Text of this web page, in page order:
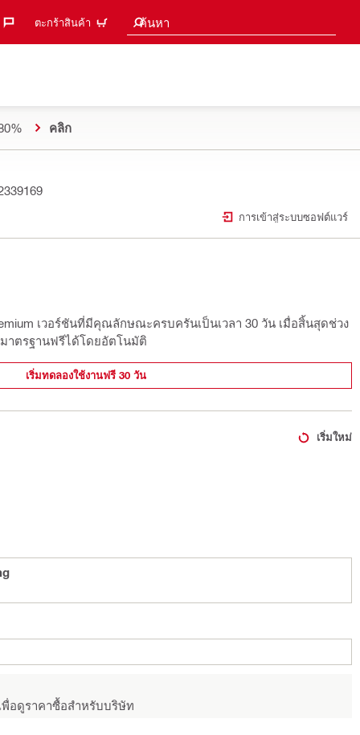
ตะกร้าสินค้า ค้นหา
คำแนะนำการค้นหา
คลิก
การเข้าสู่ระบบซอฟต์แวร์
เวอร์ชันที่มีคุณลักษณะครบครันเป็นเวลา 30 วัน เมื่อสิ้นสุดช่วง
มาตรฐานฟรีได้โดยอัตโนมัติ
เริ่มทดลองใช้งานฟรี 30 วัน
เริ่มใหม่
อดูราคาซื้อสำหรับบริษัท